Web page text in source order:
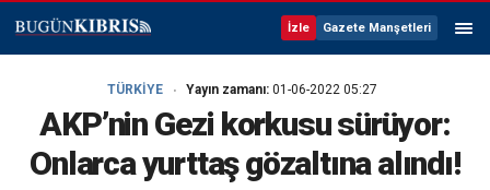
İzle Gazete Manşetleri
TÜRKİYE Yayın zamanı: 01-06-2022 05:27
AKP’nin Gezi korkusu sürüyor:
Onlarca yurttaş gözaltına alındı!